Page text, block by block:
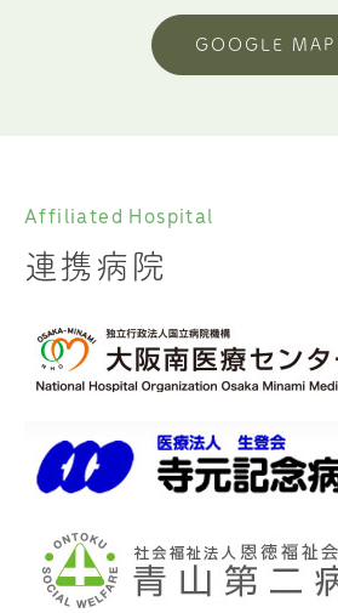
GOOGLE MAP
Affiliated Hospital
連携病院